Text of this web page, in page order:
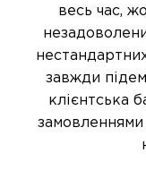
весь час,
завжди
клієнтська